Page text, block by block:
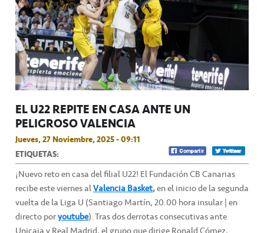
EL U22 REPITE EN CASA ANTE UN
PELIGROSO VALENCIA
Jueves, 27 Noviembre, 2025 - 09:11
ETIQUETAS:
¡Nuevo reto en casa del filial U22! El Fundación CB Canarias
recibe este viernes alValencia Basket,en el inicio de la segunda
vuelta de la Liga U (Santiago Martín, 20.00 hora insular | en
directo poryoutube). Tras dos derrotas consecutivas ante